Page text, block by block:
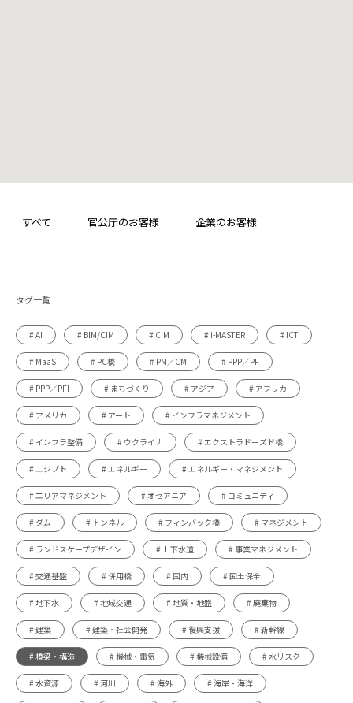
すべて 官公庁のお客様 企業のお客様
タグ一覧
# AI # BIM/CIM # CIM # i-MASTER # ICT
# MaaS # PC橋 # PM／CM # PPP／PF
# PPP／PFI # まちづくり # アジア # アフリカ
# アメリカ # アート # インフラマネジメント
# インフラ整備 # ウクライナ # エクストラドーズド橋
# エジプト # エネルギー # エネルギー・マネジメント
# エリアマネジメント # オセアニア # コミュニティ
# ダム # トンネル # フィンバック橋 # マネジメント
# ランドスケープデザイン # 上下水道 # 事業マネジメント
# 交通基盤 # 併用橋 # 国内 # 国土保全
# 地下水 # 地域交通 # 地質・地盤 # 廃棄物
# 建築 # 建築・社会開発 # 復興支援 # 新幹線
# 橋梁・構造 # 機械・電気 # 機械設備 # 水リスク
# 水資源 # 河川 # 海外 # 海岸・海洋